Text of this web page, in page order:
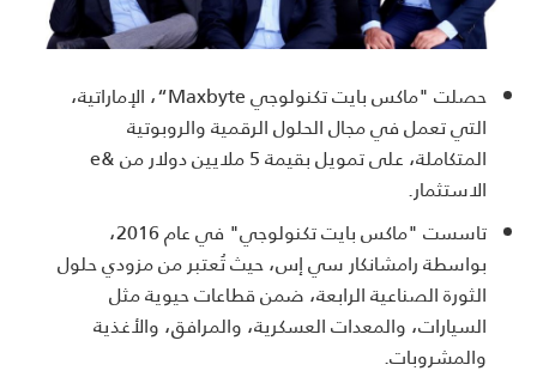
حصلت "ماكس بايت تكنولوجي“Maxbyte، الإماراتية،
التي تعمل في مجال الحلول الرقمية والروبوتية
المتكاملة، على تمويل بقيمة 5 ملايين دولار من &
e
الاستثمار.
تاسست "ماكس بايت تكنولوجي" في عام 2016،
بواسطة رامشانكار سي إس، حيث تُعتبر من مزودي حلول
الثورة الصناعية الرابعة، ضمن قطاعات حيوية مثل
السيارات، والمعدات العسكرية، والمرافق، والأغذية
والمشروبات.